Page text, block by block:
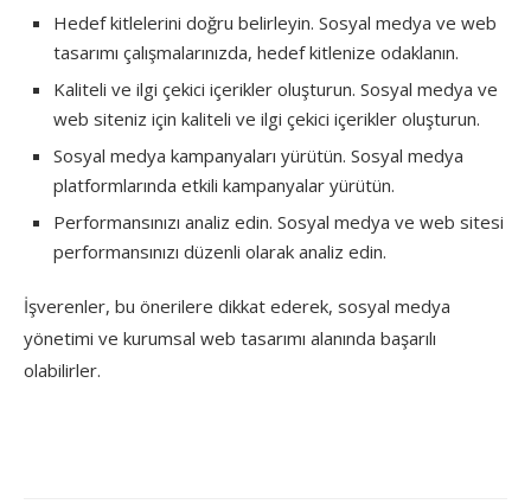
Hedef kitlelerini doğru belirleyin. Sosyal medya ve web
tasarımı çalışmalarınızda, hedef kitlenize odaklanın.
Kaliteli ve ilgi çekici içerikler oluşturun. Sosyal medya ve
web siteniz için kaliteli ve ilgi çekici içerikler oluşturun.
Sosyal medya kampanyaları yürütün. Sosyal medya
platformlarında etkili kampanyalar yürütün.
Performansınızı analiz edin. Sosyal medya ve web sitesi
performansınızı düzenli olarak analiz edin.
İşverenler, bu önerilere dikkat ederek, sosyal medya
yönetimi ve kurumsal web tasarımı alanında başarılı
olabilirler.